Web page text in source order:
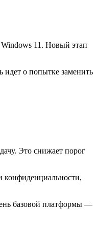
11. Новый этап
идет о попытке заменить
Это снижает порог
конфиденциальности,
базовой платформы —